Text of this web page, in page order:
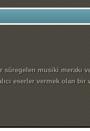
süregelen musiki merakı
eserler vermek olan bir